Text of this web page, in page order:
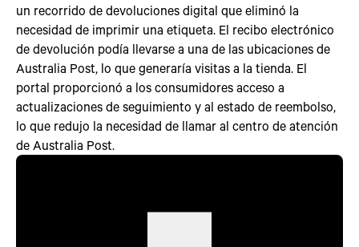
un recorrido de devoluciones digital que eliminó la
necesidad de imprimir una etiqueta. El recibo electrónico
de devolución podía llevarse a una de las ubicaciones de
Australia Post, lo que generaría visitas a la tienda. El
portal proporcionó a los consumidores acceso a
actualizaciones de seguimiento y al estado de reembolso,
lo que redujo la necesidad de llamar al centro de atención
de Australia Post.